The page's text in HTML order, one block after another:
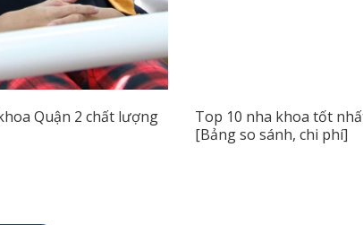
Quận 2 chất lượng
Top 10 nha khoa tốt
[Bảng so sánh, chi phí]